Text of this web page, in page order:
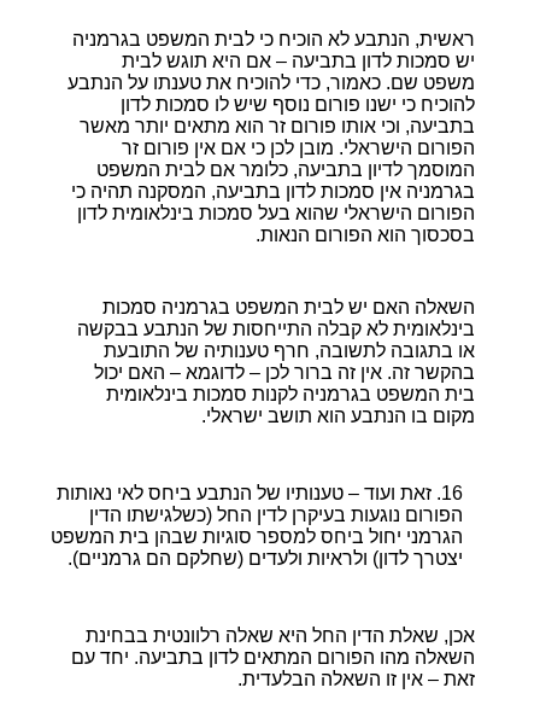
ראשית, הנתבע לא הוכיח כי לבית המשפט בגרמניה
יש סמכות לדון בתביעה – אם היא תוגש לבית
משפט שם. כאמור, כדי להוכיח את טענתו על הנתבע
להוכיח כי ישנו פורום נוסף שיש לו סמכות לדון
בתביעה, וכי אותו פורום זר הוא מתאים יותר מאשר
הפורום הישראלי. מובן לכן כי אם אין פורום זר
המוסמך לדיון בתביעה, כלומר אם לבית המשפט
בגרמניה אין סמכות לדון בתביעה, המסקנה תהיה כי
הפורום הישראלי שהוא בעל סמכות בינלאומית לדון
בסכסוך הוא הפורום הנאות.
השאלה האם יש לבית המשפט בגרמניה סמכות
בינלאומית לא קבלה התייחסות של הנתבע בבקשה
או בתגובה לתשובה, חרף טענותיה של התובעת
בהקשר זה. אין זה ברור לכן – לדוגמא – האם יכול
בית המשפט בגרמניה לקנות סמכות בינלאומית
מקום בו הנתבע הוא תושב ישראלי.
זאת ועוד – טענותיו של הנתבע ביחס לאי נאותות
הפורום נוגעות בעיקרן לדין החל (כשלגישתו הדין
הגרמני יחול ביחס למספר סוגיות שבהן בית המשפט
יצטרך לדון) ולראיות ולעדים (שחלקם הם גרמניים).
אכן, שאלת הדין החל היא שאלה רלוונטית בבחינת
השאלה מהו הפורום המתאים לדון בתביעה. יחד עם
זאת – אין זו השאלה הבלעדית.